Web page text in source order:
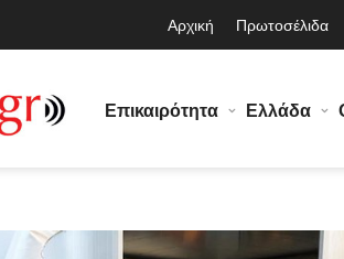
Αρχική Πρωτοσέλιδα
Επικαιρότητα Ελλάδα